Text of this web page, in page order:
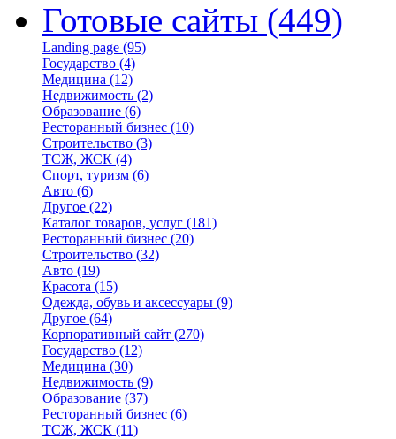
Готовые сайты (449)
Landing page (95)
Государство (4)
Медицина (12)
Недвижимость (2)
Образование (6)
Ресторанный бизнес (10)
Строительство (3)
ТСЖ, ЖСК (4)
Спорт, туризм (6)
Авто (6)
Другое (22)
Каталог товаров, услуг (181)
Ресторанный бизнес (20)
Строительство (32)
Авто (19)
Красота (15)
Одежда, обувь и аксессуары (9)
Другое (64)
Корпоративный сайт (270)
Государство (12)
Медицина (30)
Недвижимость (9)
Образование (37)
Ресторанный бизнес (6)
ТСЖ, ЖСК (11)